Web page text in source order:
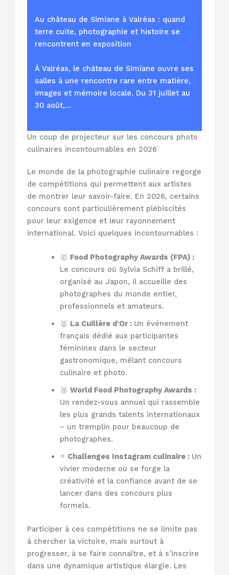
Au château de Simiane à Valréas : quand
terre cuite, photographie et histoire se
rencontrent en exposition
À Valréas, le château de Simiane ouvre ses
salles à une rencontre rare entre matière,
images et mémoire locale. Du 31 juillet au
30 août,…
Un coup de projecteur sur les concours photo
culinaires incontournables en 2026
Le monde de la photographie culinaire regorge
de compétitions qui permettent aux artistes
de montrer leur savoir-faire. En 2026, certains
concours sont particulièrement plébiscités
pour leur exigence et leur rayonnement
international. Voici quelques incontournables :
🥇 Food Photography Awards (FPA) :
Le concours où Sylvia Schiff a brillé,
organisé au Japon, il accueille des
photographes du monde entier,
professionnels et amateurs.
🥈 La Cuillère d’Or : Un événement
français dédié aux participantes
féminines dans le secteur
gastronomique, mêlant concours
culinaire et photo.
🥉 World Food Photography Awards :
Un rendez-vous annuel qui rassemble
les plus grands talents internationaux
– un tremplin pour beaucoup de
photographes.
⭐ Challenges Instagram culinaire : Un
vivier moderne où se forge la
créativité et la confiance avant de se
lancer dans des concours plus
formels.
Participer à ces compétitions ne se limite pas
à chercher la victoire, mais surtout à
progresser, à se faire connaître, et à s’inscrire
dans une dynamique artistique élargie. Les